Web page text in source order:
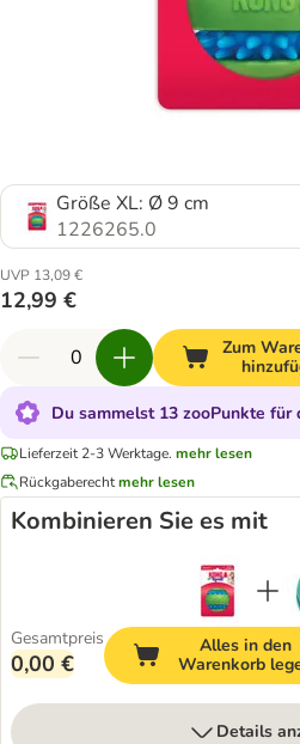
Größe XL: Ø 9 cm
1226265.0
UVP 13,09 €
12,99 €
Zum
Du sammelst 13 zooPunkte für
Lieferzeit 2-3 Werktage. mehr lesen
Rückgaberechtmehr lesen
Kombinieren Sie es mit
Gesamtpreis
0,00 €
Alles in den
Warenkorb
Details